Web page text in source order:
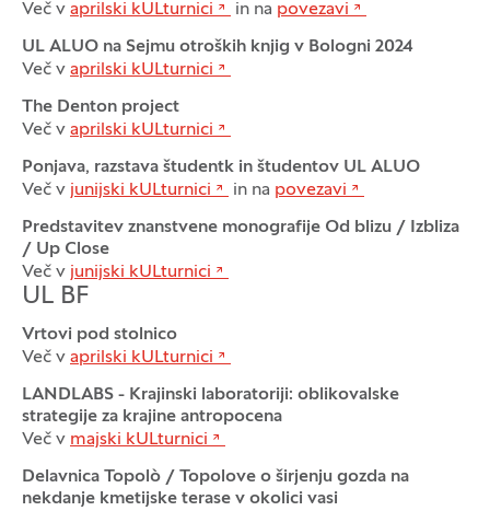
Več v aprilski kULturnici in na povezavi
UL ALUO na Sejmu otroških knjig v Bologni 2024
Več v aprilski kULturnici
The Denton project
Več v aprilski kULturnici
Ponjava, razstava študentk in študentov UL ALUO
Več v junijski kULturnici in na povezavi
Predstavitev znanstvene monografije Od blizu / Izbliza
/ Up Close
Več v junijski kULturnici
UL BF
Vrtovi pod stolnico
Več v aprilski kULturnici
LANDLABS - Krajinski laboratoriji: oblikovalske
strategije za krajine antropocena
Več v majski kULturnici
Delavnica Topolò / Topolove o širjenju gozda na
nekdanje kmetijske terase v okolici vasi